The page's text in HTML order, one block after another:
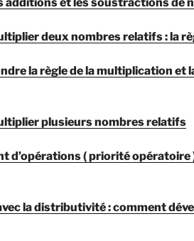
deux nombres relatifs : la
la règle de la multiplication et
plusieurs nombres relatifs
d’opérations ( priorité opératoire
la distributivité : comment